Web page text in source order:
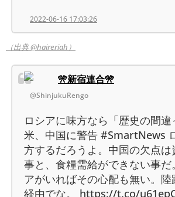
2022-06-16 17:03:26
（出典 @haireriah）
🎌新宿連合🎌
@ShinjukuRengo
ロシアに味方なら「歴史の間違
米、中国に警告 #SmartNews
方するだろうよ。中国の欠点は
事と、食糧需給ができない事だ
アがいればその心配も無い。
経由でな。 https://t.co/